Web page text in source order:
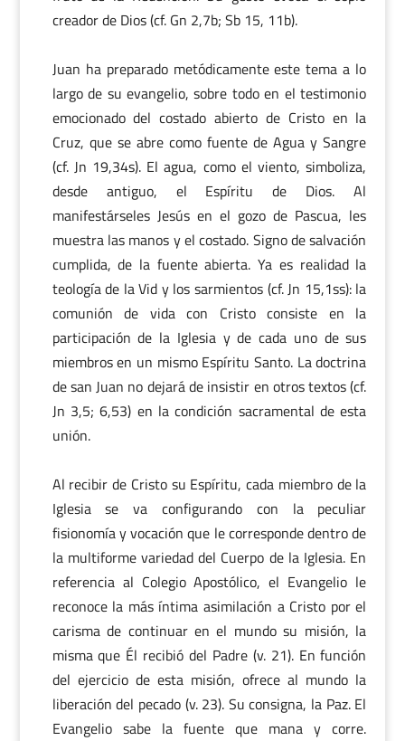
creador de Dios (cf. Gn 2,7b; Sb 15, 11b).
Juan ha preparado metódicamente este tema a lo
largo de su evangelio, sobre todo en el testimonio
emocionado del costado abierto de Cristo en la
Cruz, que se abre como fuente de Agua y Sangre
(cf. Jn 19,34s). El agua, como el viento, simboliza,
desde antiguo, el Espíritu de Dios. Al
manifestárseles Jesús en el gozo de Pascua, les
muestra las manos y el costado. Signo de salvación
cumplida, de la fuente abierta. Ya es realidad la
teología de la Vid y los sarmientos (cf. Jn 15,1ss): la
comunión de vida con Cristo consiste en la
participación de la Iglesia y de cada uno de sus
miembros en un mismo Espíritu Santo. La doctrina
de san Juan no dejará de insistir en otros textos (cf.
Jn 3,5; 6,53) en la condición sacramental de esta
unión.
Al recibir de Cristo su Espíritu, cada miembro de la
Iglesia se va configurando con la peculiar
fisionomía y vocación que le corresponde dentro de
la multiforme variedad del Cuerpo de la Iglesia. En
referencia al Colegio Apostólico, el Evangelio le
reconoce la más íntima asimilación a Cristo por el
carisma de continuar en el mundo su misión, la
misma que Él recibió del Padre (v. 21). En función
del ejercicio de esta misión, ofrece al mundo la
liberación del pecado (v. 23). Su consigna, la Paz. El
Evangelio sabe la fuente que mana y corre.